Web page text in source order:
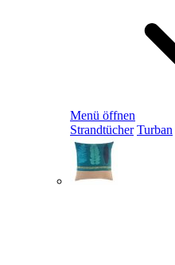
Menü öffnen
Strandtücher Turban